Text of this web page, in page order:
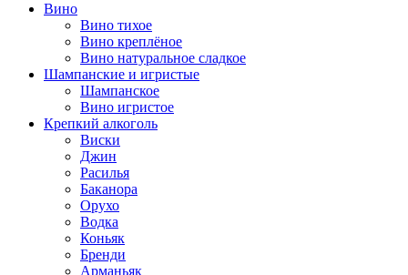
Вино
Вино тихое
Вино креплёное
Вино натуральное сладкое
Шампанские и игристые
Шампанское
Вино игристое
Крепкий алкоголь
Виски
Джин
Расилья
Баканора
Орухо
Водка
Коньяк
Бренди
Арманьяк